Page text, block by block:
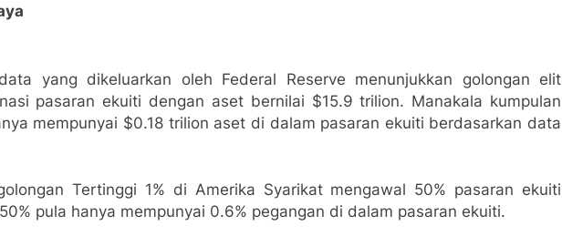
yang dikeluarkan oleh Federal Reserve menunjukkan golongan elit
pasaran ekuiti dengan aset bernilai $15.9 trilion. Manakala kumpulan
mempunyai $0.18 trilion aset di dalam pasaran ekuiti berdasarkan data
Tertinggi 1% di Amerika Syarikat mengawal 50% pasaran ekuiti
pula hanya mempunyai 0.6% pegangan di dalam pasaran ekuiti.